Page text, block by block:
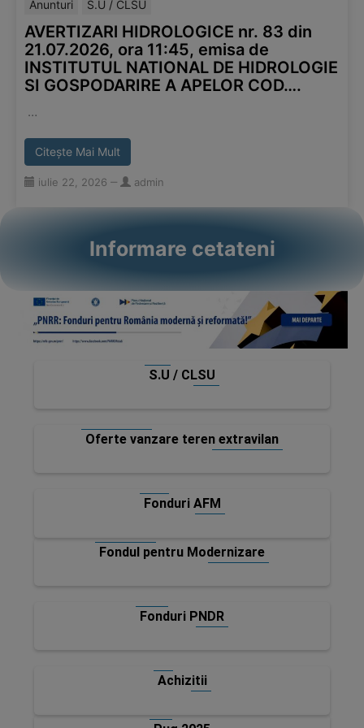
Anunturi S.U / CLSU
AVERTIZARl HIDROLOGICE nr. 83 din
21.07.2026, ora 11:45, emisa de
INSTITUTUL NATIONAL DE HIDROLOGIE
SI GOSPODARIRE A APELOR COD….
…
Citește Mai Mult
iulie 22, 2026 ‒ admin
Informare cetateni
S.U / CLSU
Oferte vanzare teren extravilan
Fonduri AFM
Fondul pentru Modernizare
Fonduri PNDR
Achizitii